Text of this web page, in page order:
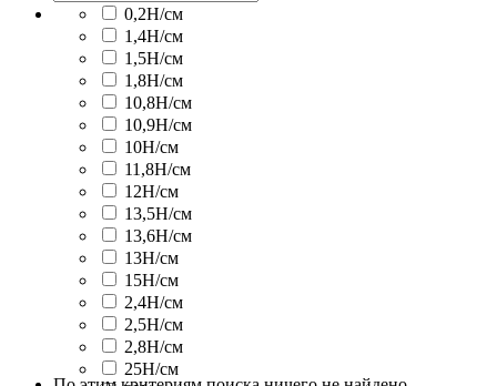
0,2Н/cм
1,4Н/cм
1,5Н/cм
1,8Н/cм
10,8Н/cм
10,9Н/cм
10Н/cм
11,8Н/cм
12Н/cм
13,5Н/cм
13,6Н/cм
13Н/cм
15Н/cм
2,4Н/cм
2,5Н/cм
2,8Н/cм
25Н/cм